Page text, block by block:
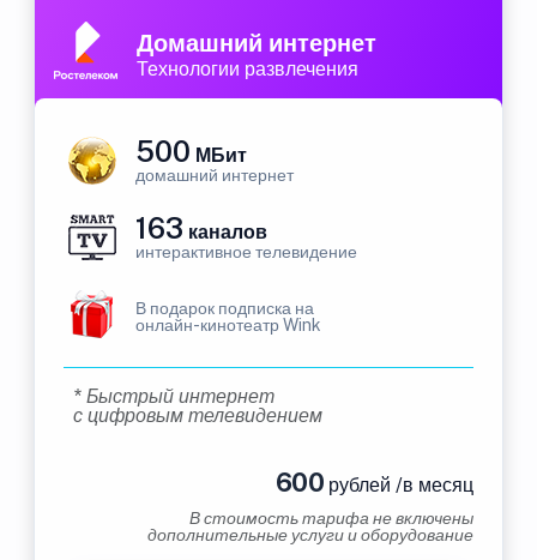
Домашний интернет
Технологии развлечения
500 МБит
домашний интернет
163 каналов
интерактивное телевидение
В подарок подписка на
онлайн-кинотеатр Wink
* Быстрый интернет
с цифровым телевидением
600 рублей /в месяц
В стоимость тарифа не включены
дополнительные услуги и оборудование